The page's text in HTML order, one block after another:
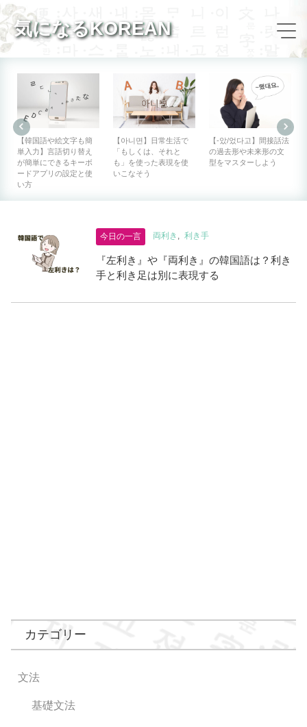
気になるKOREAN
【韓国語や絵文字も簡
単入力】言語切り替え
が簡単にできるキーボ
ードアプリの設定と使
い方
【아니면】日常生活で
「もしくは、それと
も」を使った表現を使
いこなそう
【-았/었다고】間接話法
の過去形や未来形の文
型をマスターしよう
今日の一言 両利き 利き手
『左利き』や『両利き』の韓国語は？利き
手と利き足は別に表現する
カテゴリー
文法
基礎文法